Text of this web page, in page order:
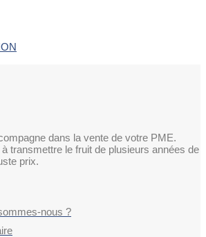
dans la vente de votre PME.
transmettre le fruit de plusieurs années de
prix.
nous ?